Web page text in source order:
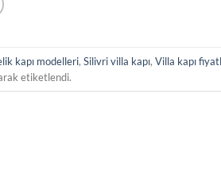
kapı modelleri,Silivri villa kapı,Villa kapı
etiketlendi.